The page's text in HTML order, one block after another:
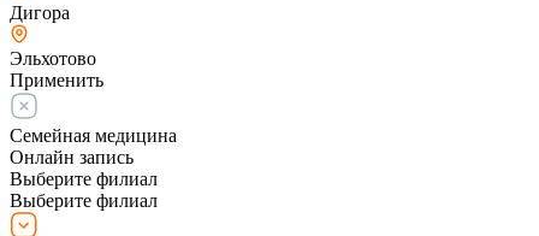
Дигора
Эльхотово
Применить
Семейная медицина
Онлайн запись
Выберите филиал
Выберите филиал